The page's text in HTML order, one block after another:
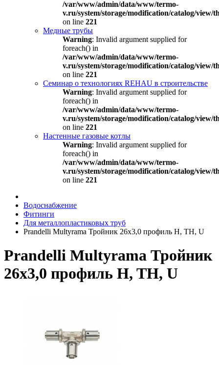
/var/www/admin/data/www/termo-
v.ru/system/storage/modification/catalog/view/
on line 221
Медные трубы
Warning: Invalid argument supplied for
foreach() in
/var/www/admin/data/www/termo-
v.ru/system/storage/modification/catalog/view/
on line 221
Семинар о технологиях REHAU в строительстве
Warning: Invalid argument supplied for
foreach() in
/var/www/admin/data/www/termo-
v.ru/system/storage/modification/catalog/view/
on line 221
Настенные газовые котлы
Warning: Invalid argument supplied for
foreach() in
/var/www/admin/data/www/termo-
v.ru/system/storage/modification/catalog/view/
on line 221
Водоснабжение
Фитинги
Для металлопластиковых труб
Prandelli Multyrama Тройник 26х3,0 профиль H, TH, U
Prandelli Multyrama Тройник
26х3,0 профиль H, TH, U